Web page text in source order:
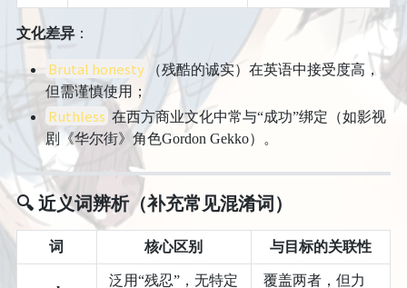
文化差异：
Brutal honesty
（残酷的诚实）在英语中接受度高，
但需谨慎使用；
Ruthless 在西方商业文化中常与“成功”绑定（如影视
剧《华尔街》角色Gordon Gekko）。
🔍 近义词辨析（补充常见混淆词）
词 核心区别 与目标的关联性
泛用“残忍”，无特定
覆盖两者，但力